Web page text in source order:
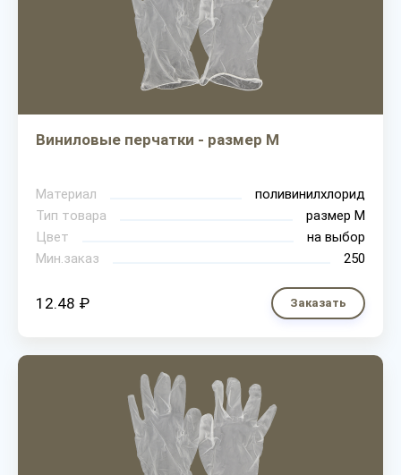
Виниловые перчатки - размер M
Материал
поливинилхлорид
Тип товара
размер М
Цвет
на выбор
Мин.заказ
250
12.48 ₽ Заказать